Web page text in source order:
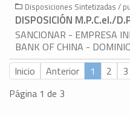
Disposiciones Sintetizadas /
DISPOSICIÓN M.P.C.eI./
SANCIONAR - EMPRESA
BANK OF CHINA -
Inicio
Anterior 1 2 3
Página 1 de 3